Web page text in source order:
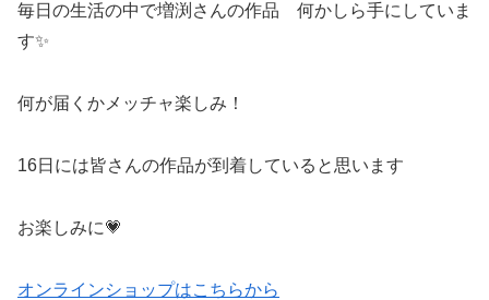
毎日の生活の中で増渕さんの作品 何かしら手にしていま
す✨
何が届くかメッチャ楽しみ！
16日には皆さんの作品が到着していると思います
お楽しみに💗
オンラインショップはこちらから